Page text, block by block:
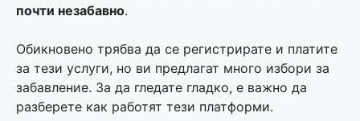
почти незабавно.
Обикновено трябва да се регистрирате и платите
за тези услуги, но ви предлагат много избори за
забавление. За да гледате гладко, е важно да
разберете как работят тези платформи.